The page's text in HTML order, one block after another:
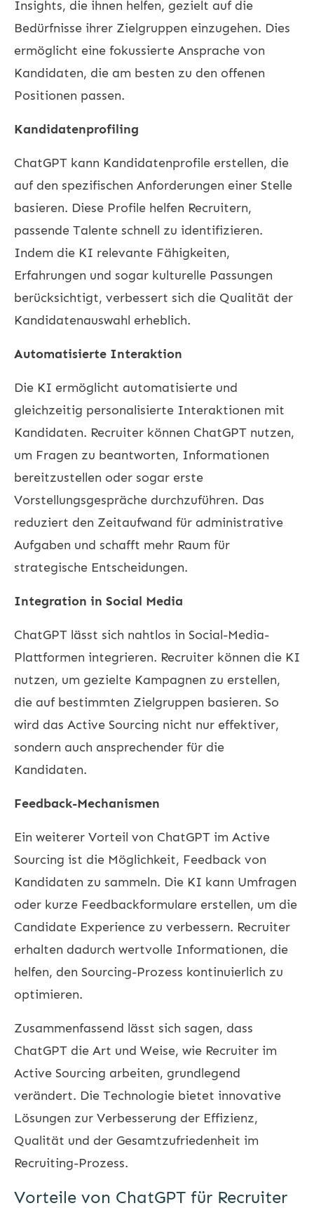
Insights, die ihnen helfen, gezielt auf die
Bedürfnisse ihrer Zielgruppen einzugehen. Dies
ermöglicht eine fokussierte Ansprache von
Kandidaten, die am besten zu den offenen
Positionen passen.
Kandidatenprofiling
ChatGPT kann Kandidatenprofile erstellen, die
auf den spezifischen Anforderungen einer Stelle
basieren. Diese Profile helfen Recruitern,
passende Talente schnell zu identifizieren.
Indem die KI relevante Fähigkeiten,
Erfahrungen und sogar kulturelle Passungen
berücksichtigt, verbessert sich die Qualität der
Kandidatenauswahl erheblich.
Automatisierte Interaktion
Die KI ermöglicht automatisierte und
gleichzeitig personalisierte Interaktionen mit
Kandidaten. Recruiter können ChatGPT nutzen,
um Fragen zu beantworten, Informationen
bereitzustellen oder sogar erste
Vorstellungsgespräche durchzuführen. Das
reduziert den Zeitaufwand für administrative
Aufgaben und schafft mehr Raum für
strategische Entscheidungen.
Integration in Social Media
ChatGPT lässt sich nahtlos in Social-Media-
Plattformen integrieren. Recruiter können die KI
nutzen, um gezielte Kampagnen zu erstellen,
die auf bestimmten Zielgruppen basieren. So
wird das Active Sourcing nicht nur effektiver,
sondern auch ansprechender für die
Kandidaten.
Feedback-Mechanismen
Ein weiterer Vorteil von ChatGPT im Active
Sourcing ist die Möglichkeit, Feedback von
Kandidaten zu sammeln. Die KI kann Umfragen
oder kurze Feedbackformulare erstellen, um die
Candidate Experience zu verbessern. Recruiter
erhalten dadurch wertvolle Informationen, die
helfen, den Sourcing-Prozess kontinuierlich zu
optimieren.
Zusammenfassend lässt sich sagen, dass
ChatGPT die Art und Weise, wie Recruiter im
Active Sourcing arbeiten, grundlegend
verändert. Die Technologie bietet innovative
Lösungen zur Verbesserung der Effizienz,
Qualität und der Gesamtzufriedenheit im
Recruiting-Prozess.
Vorteile von ChatGPT für Recruiter